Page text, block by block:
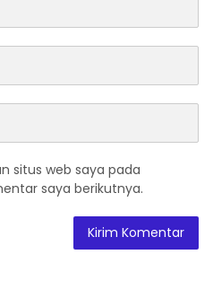
situs web saya pada
saya berikutnya.